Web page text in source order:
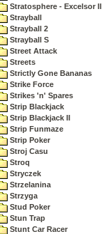
Stratosphere - Excelsor II
Strayball
Strayball 2
Strayball S
Street Attack
Streets
Strictly Gone Bananas
Strike Force
Strikes 'n' Spares
Strip Blackjack
Strip Blackjack II
Strip Funmaze
Strip Poker
Stroj Casu
Stroq
Stryczek
Strzelanina
Strzyga
Stud Poker
Stun Trap
Stunt Car Racer